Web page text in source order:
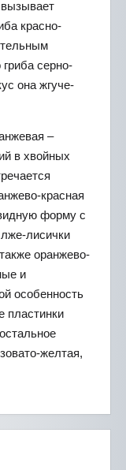
красно-
гриба серно-
она жгуче-
–
в хвойных
красная
форму с
лисички
оранжево-
и
особенность
пластинки
желтая,